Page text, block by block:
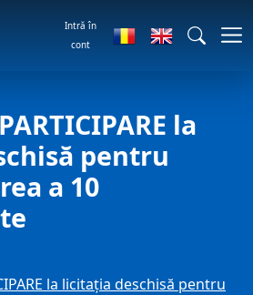
Intră în
cont
la
pentru
a 10
la licitaţia deschisă pentru